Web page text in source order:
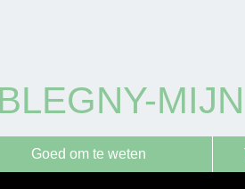
BLEGNY-MIJN
Goed om te weten